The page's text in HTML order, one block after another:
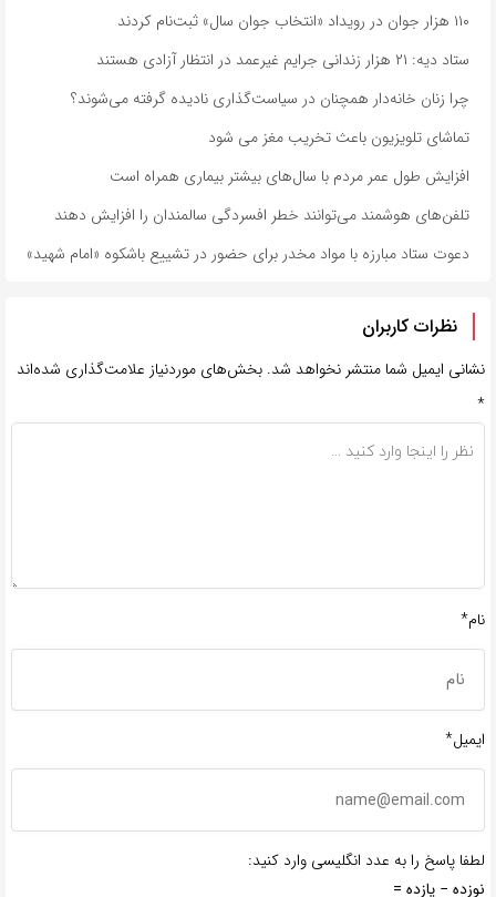
۱۱۰ هزار جوان در رویداد «انتخاب جوان سال» ثبت‌نام کردند
ستاد دیه: ۲۱ هزار زندانی جرایم غیرعمد در انتظار آزادی هستند
چرا زنان خانه‌دار همچنان در سیاست‌گذاری نادیده گرفته می‌شوند؟
تماشای تلویزیون باعث تخریب مغز می شود
افزایش طول عمر مردم با سال‌های بیشتر بیماری همراه است
تلفن‌های هوشمند می‌توانند خطر افسردگی سالمندان را افزایش دهند
دعوت ستاد مبارزه با مواد مخدر برای حضور در تشییع باشکوه «امام شهید»
نظرات کاربران
نشانی ایمیل شما منتشر نخواهد شد. بخش‌های موردنیاز علامت‌گذاری شده‌اند
*
نام*
ایمیل*
لطفا پاسخ را به عدد انگلیسی وارد کنید:
نوزده − یازده =